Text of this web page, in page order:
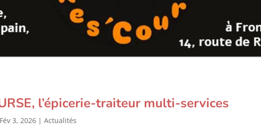
l’épicerie-traiteur multi-services
Fév 3, 2026 |Actualités